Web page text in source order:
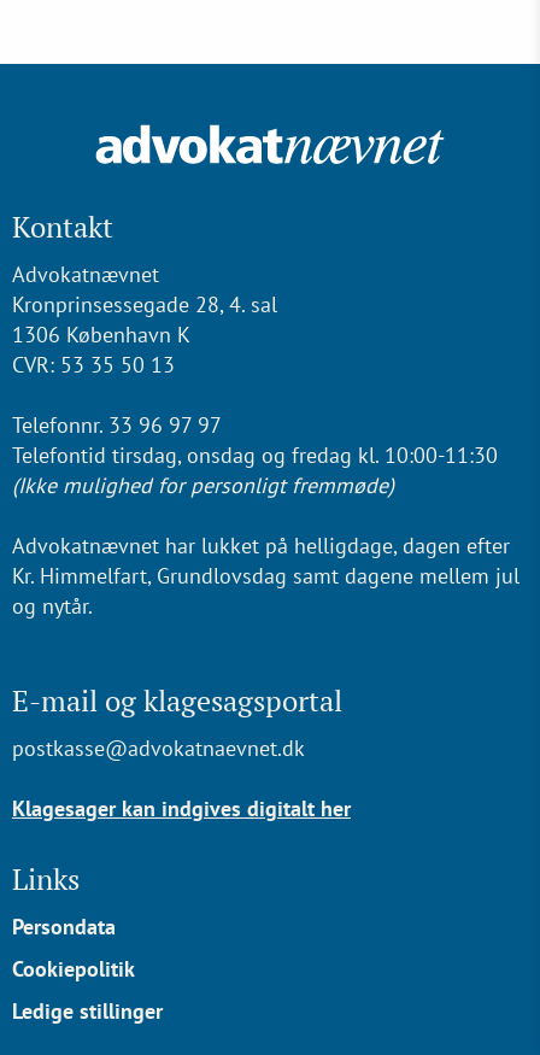
Kontakt
Advokatnævnet
Kronprinsessegade 28, 4. sal
1306 København K
CVR: 53 35 50 13
Telefonnr. 33 96 97 97
Telefontid tirsdag, onsdag og fredag kl. 10:00-11:30
(Ikke mulighed for personligt fremmøde)
Advokatnævnet har lukket på helligdage, dagen efter
Kr. Himmelfart, Grundlovsdag samt dagene mellem jul
og nytår.
E-mail og klagesagsportal
postkasse@advokatnaevnet.dk
Klagesager kan indgives digitalt her
Links
Persondata
Cookiepolitik
Ledige stillinger